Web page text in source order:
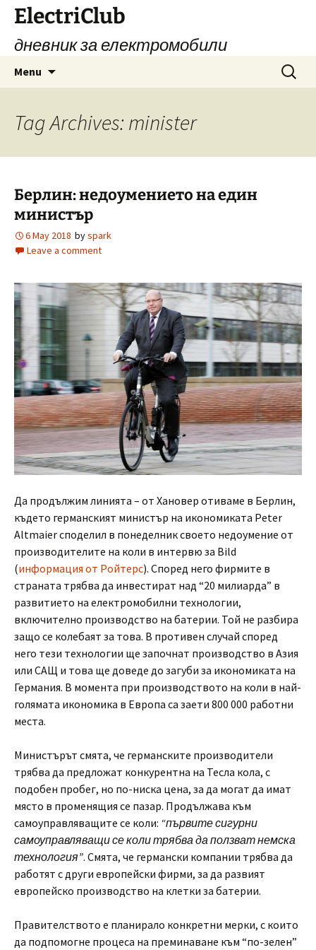
Skip
content
ElectriClub
дневник за електромобили
Menu
Search
for:
Tag Archives: minister
Берлин: недоумението на един
министър
6 May 2018 byspark
Leave a comment
Да продължим линията – от Хановер отиваме в Берлин,
където германският министър на икономиката Peter
Altmaier споделил в понеделник своето недоумение от
производителите на коли в интервю за Bild
(информация от Ройтерс). Според него фирмите в
страната трябва да инвестират над “20 милиарда” в
развитието на електромобилни технологии,
включително производство на батерии. Той не разбира
защо се колебаят за това. В противен случай според
него тези технологии ще започнат производство в Азия
или САЩ и това ще доведе до загуби за икономиката на
Германия. В момента при производството на коли в най-
голямата икономика в Европа са заети 800 000 работни
места.
Министърът смята, че германските производители
трябва да предложат конкурентна на Тесла кола, с
подобен пробег, но по-ниска цена, за да могат да имат
място в променящия се пазар. Продължава към
самоуправляващите се коли: “първите сигурни
самоуправляващи се коли трябва да ползват немска
технология”. Смята, че германски компании трябва да
работят с други европейски фирми, за да развият
европейско производство на клетки за батерии.
Правителството е планирало конкретни мерки, с които
да подпомогне процеса на преминаване към “по-зелен”